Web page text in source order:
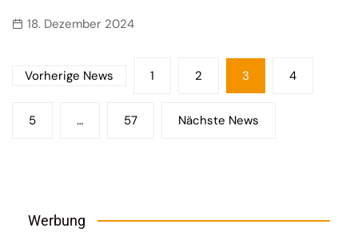
18. Dezember 2024
derVorherige News 1 2 3 4
5 … 57 Nächste News
Werbung